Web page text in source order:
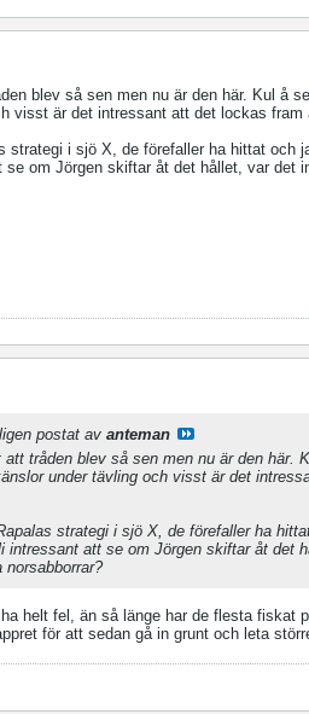
blev så sen men nu är den här. Kul å
visst är det intressant att det lockas
strategi i sjö X, de förefaller ha hittat och
se om Jörgen skiftar åt det hållet, var det
postat av anteman
tråden blev så sen men nu är den här.
under tävling och visst är det
strategi i sjö X, de förefaller ha
intressant att se om Jörgen skiftar åt det
norsabborrar?
helt fel, än så länge har de flesta fiskat
för att sedan gå in grunt och leta